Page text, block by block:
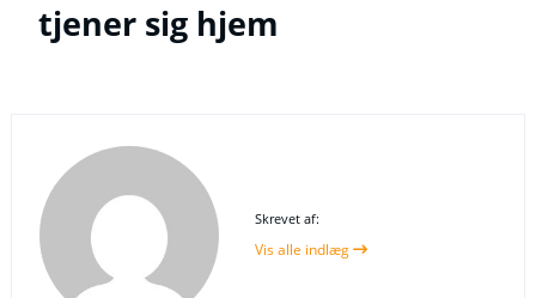
tjener sig hjem
Skrevet af:
Vis alle indlæg